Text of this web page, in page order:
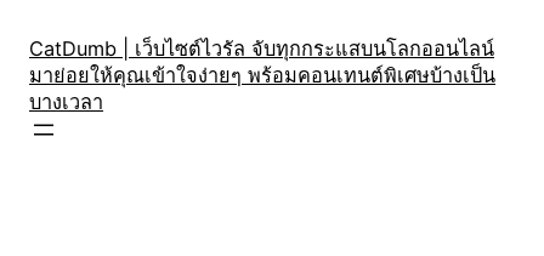
content
CatDumb | เว็บไซต์ไวรัล จับทุกกระแสบนโลกออนไลน์
มาย่อยให้คุณเข้าใจง่ายๆ พร้อมคอนเทนต์พิเศษบ้างเป็น
บางเวลา